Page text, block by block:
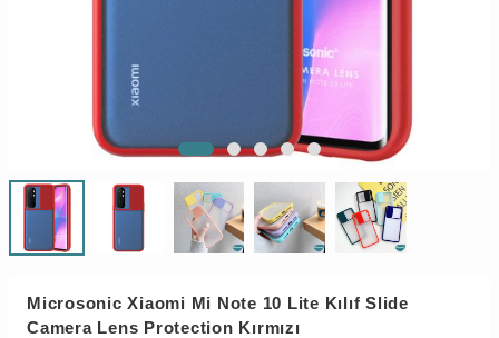
Microsonic Xiaomi Mi Note 10 Lite Kılıf Slide
Camera Lens Protection Kırmızı